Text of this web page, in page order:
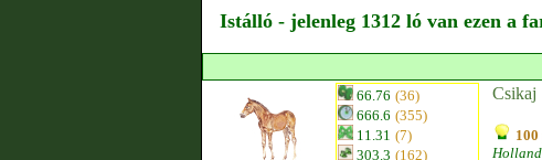
Istálló - jelenleg 1312 ló van ezen a
66.76 (36)
666.6 (355)
11.31 (7)
303.3 (162)
Csikaj
100